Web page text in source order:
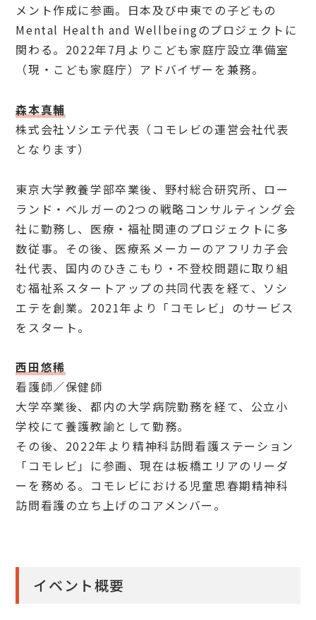
メント作成に参画。日本及び中東での子どもの
Mental Health and Wellbeingのプロジェクトに
関わる。2022年7月よりこども家庭庁設立準備室
（現・こども家庭庁）アドバイザーを兼務。
森本真輔
株式会社ソシエテ代表（コモレビの運営会社代表
となります）
東京大学教養学部卒業後、野村総合研究所、ロー
ランド・ベルガーの2つの戦略コンサルティング会
社に勤務し、医療・福祉関連のプロジェクトに多
数従事。その後、医療系メーカーのアフリカ子会
社代表、国内のひきこもり・不登校問題に取り組
む福祉系スタートアップの共同代表を経て、ソシ
エテを創業。2021年より「コモレビ」のサービス
をスタート。
西田悠稀
看護師／保健師
大学卒業後、都内の大学病院勤務を経て、公立小
学校にて養護教諭として勤務。
その後、2022年より精神科訪問看護ステーション
「コモレビ」に参画、現在は板橋エリアのリーダ
ーを務める。コモレビにおける児童思春期精神科
訪問看護の立ち上げのコアメンバー。
イベント概要